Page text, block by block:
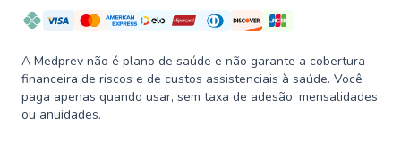
A Medprev não é plano de saúde e não garante a cobertura
financeira de riscos e de custos assistenciais à saúde. Você
paga apenas quando usar, sem taxa de adesão, mensalidades
ou anuidades.